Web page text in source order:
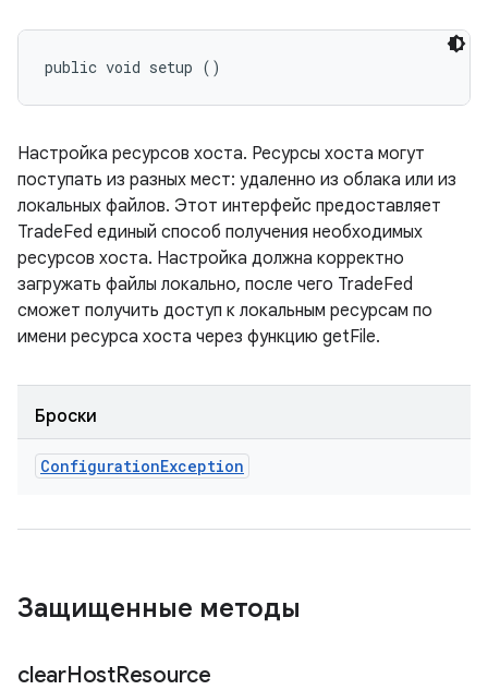
public void setup ()
Настройка ресурсов хоста. Ресурсы хоста могут
поступать из разных мест: удаленно из облака или из
локальных файлов. Этот интерфейс предоставляет
TradeFed единый способ получения необходимых
ресурсов хоста. Настройка должна корректно
загружать файлы локально, после чего TradeFed
сможет получить доступ к локальным ресурсам по
имени ресурса хоста через функцию getFile.
Броски
ConfigurationException
Защищенные методы
clearHostResource